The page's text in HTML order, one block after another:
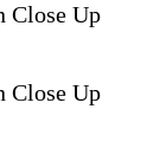
Close Up
Close Up